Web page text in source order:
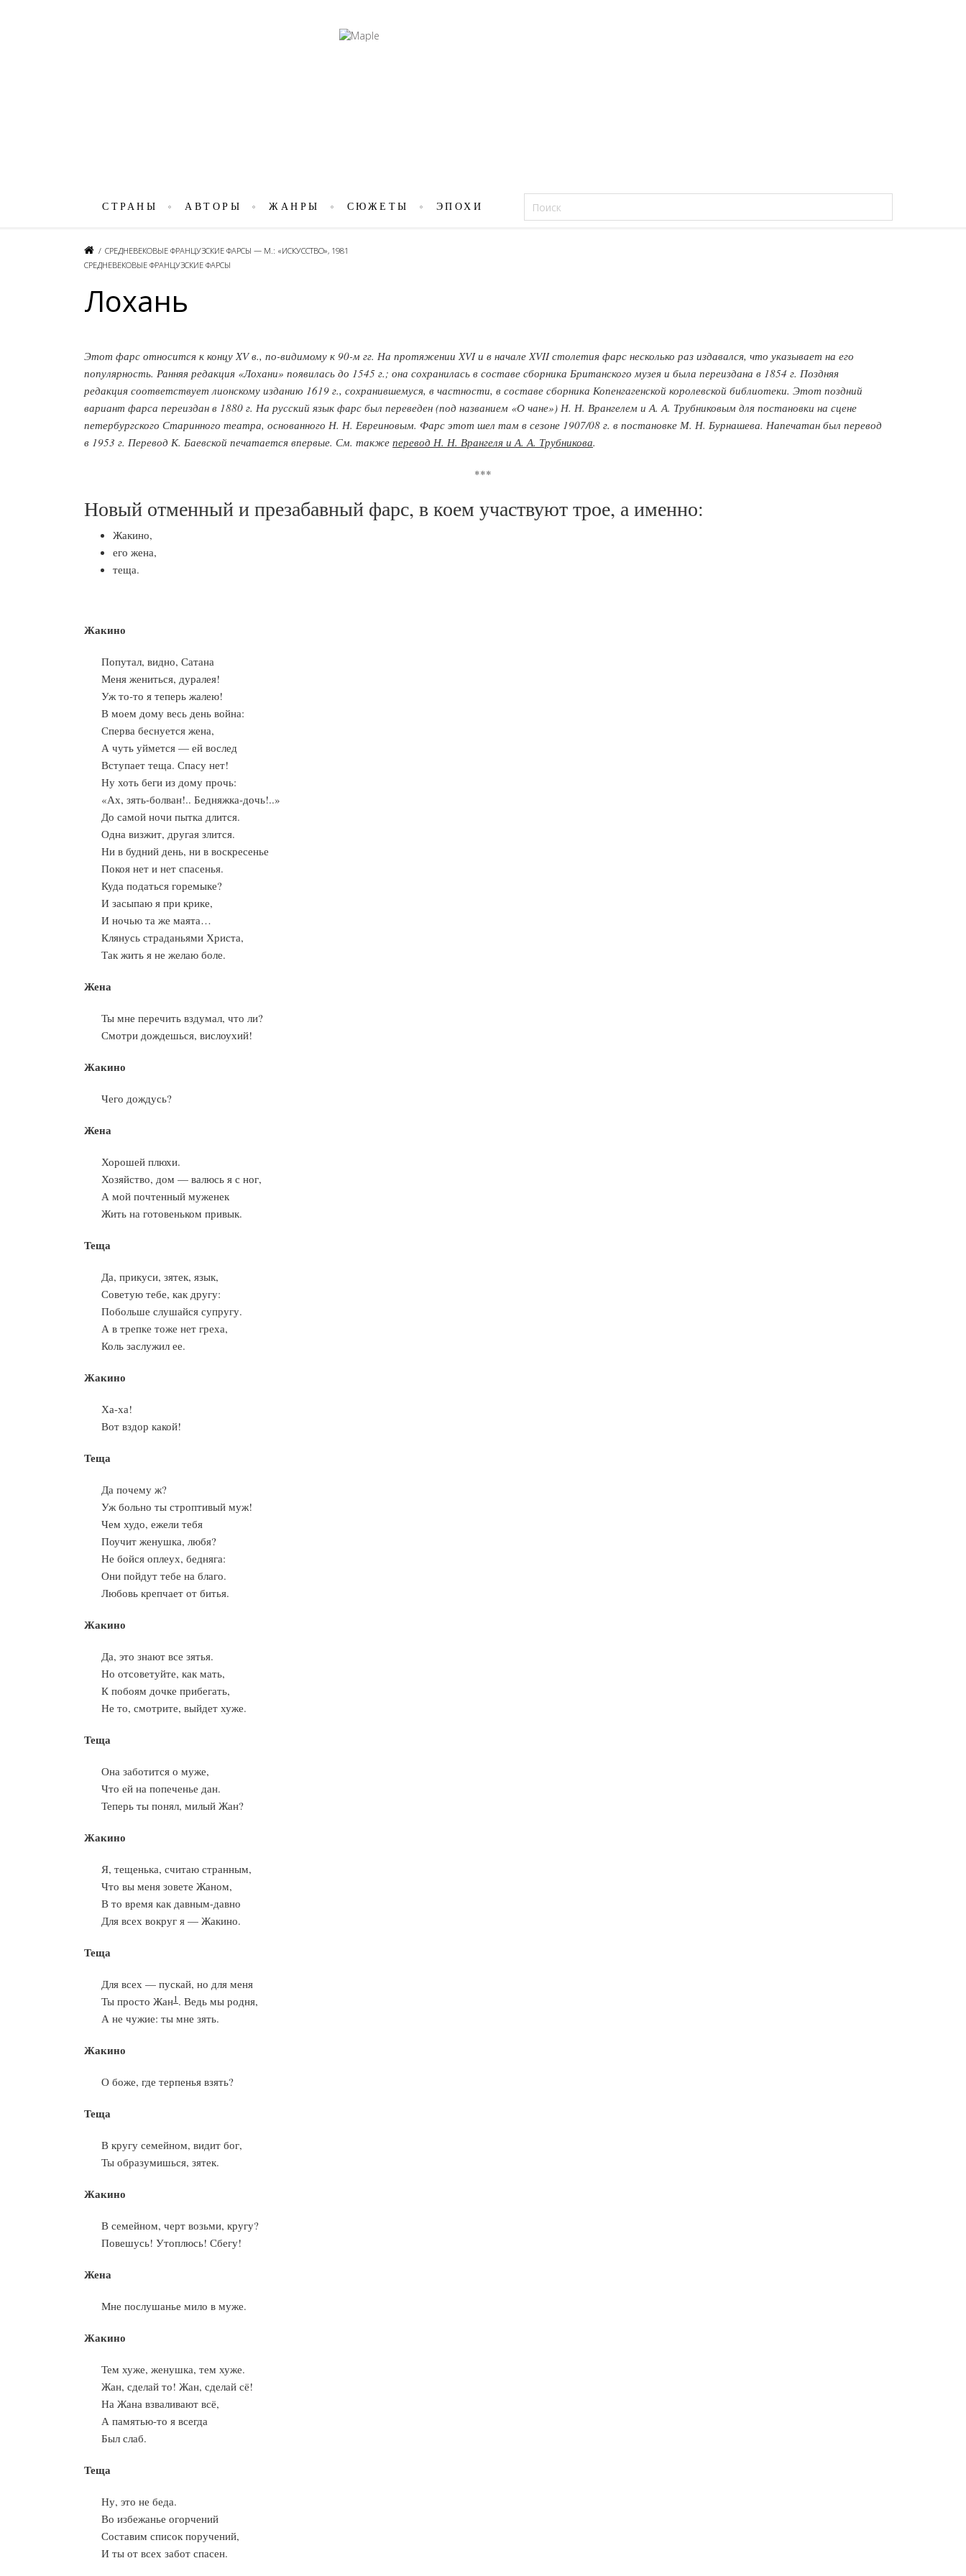
СТРАНЫ АВТОРЫ ЖАНРЫ СЮЖЕТЫ ЭПОХИ
/ СРЕДНЕВЕКОВЫЕ ФРАНЦУЗСКИЕ ФАРСЫ — М.: «ИСКУССТВО», 1981
СРЕДНЕВЕКОВЫЕ ФРАНЦУЗСКИЕ ФАРСЫ
Лохань
Этот фарс относится к концу XV в., по-видимому к 90-м гг. На протяжении XVI и в начале XVII столетия фарс несколько раз издавался, что указывает на его
популярность. Ранняя редакция «Лохани» появилась до 1545 г.; она сохранилась в составе сборника Британского музея и была переиздана в 1854 г. Поздняя
редакция соответствует лионскому изданию 1619 г., сохранившемуся, в частности, в составе сборника Копенгагенской королевской библиотеки. Этот поздний
вариант фарса переиздан в 1880 г. На русский язык фарс был переведен (под названием «О чане») Н. Н. Врангелем и А. А. Трубниковым для постановки на сцене
петербургского Старинного театра, основанного Н. Н. Евреиновым. Фарс этот шел там в сезоне 1907/08 г. в постановке М. Н. Бурнашева. Напечатан был перевод
в 1953 г. Перевод К. Баевской печатается впервые. См. также перевод Н. Н. Врангеля и А. А. Трубникова.
***
Новый отменный и презабавный фарс, в коем участвуют трое, а именно:
Жакино,
его жена,
теща.
Жакино
Попутал, видно, Сатана
Меня жениться, дуралея!
Уж то-то я теперь жалею!
В моем дому весь день война:
Сперва беснуется жена,
А чуть уймется — ей вослед
Вступает теща. Спасу нет!
Ну хоть беги из дому прочь:
«Ах, зять-болван!.. Бедняжка-дочь!..»
До самой ночи пытка длится.
Одна визжит, другая злится.
Ни в будний день, ни в воскресенье
Покоя нет и нет спасенья.
Куда податься горемыке?
И засыпаю я при крике,
И ночью та же маята…
Клянусь страданьями Христа,
Так жить я не желаю боле.
Жена
Ты мне перечить вздумал, что ли?
Смотри дождешься, вислоухий!
Жакино
Чего дождусь?
Жена
Хорошей плюхи.
Хозяйство, дом — валюсь я с ног,
А мой почтенный муженек
Жить на готовеньком привык.
Теща
Да, прикуси, зятек, язык,
Советую тебе, как другу:
Побольше слушайся супругу.
А в трепке тоже нет греха,
Коль заслужил ее.
Жакино
Ха-ха!
Вот вздор какой!
Теща
Да почему ж?
Уж больно ты строптивый муж!
Чем худо, ежели тебя
Поучит женушка, любя?
Не бойся оплеух, бедняга:
Они пойдут тебе на благо.
Любовь крепчает от битья.
Жакино
Да, это знают все зятья.
Но отсоветуйте, как мать,
К побоям дочке прибегать,
Не то, смотрите, выйдет хуже.
Теща
Она заботится о муже,
Что ей на попеченье дан.
Теперь ты понял, милый Жан?
Жакино
Я, тещенька, считаю странным,
Что вы меня зовете Жаном,
В то время как давным-давно
Для всех вокруг я — Жакино.
Теща
Для всех — пускай, но для меня
Ты просто Жан1. Ведь мы родня,
А не чужие: ты мне зять.
Жакино
О боже, где терпенья взять?
Теща
В кругу семейном, видит бог,
Ты образумишься, зятек.
Жакино
В семейном, черт возьми, кругу?
Повешусь! Утоплюсь! Сбегу!
Жена
Мне послушанье мило в муже.
Жакино
Тем хуже, женушка, тем хуже.
Жан, сделай то! Жан, сделай сё!
На Жана взваливают всё,
А памятью-то я всегда
Был слаб.
Теща
Ну, это не беда.
Во избежанье огорчений
Составим список поручений,
И ты от всех забот спасен.